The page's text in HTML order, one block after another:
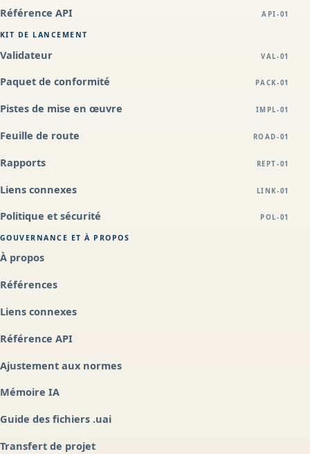
Référence API API-01
KIT DE LANCEMENT
Validateur VAL-01
Paquet de conformité PACK-01
Pistes de mise en œuvre IMPL-01
Feuille de route ROAD-01
Rapports REPT-01
Liens connexes LINK-01
Politique et sécurité POL-01
GOUVERNANCE ET À PROPOS
À propos
Références
Liens connexes
Référence API
Ajustement aux normes
Mémoire IA
Guide des fichiers .uai
Transfert de projet